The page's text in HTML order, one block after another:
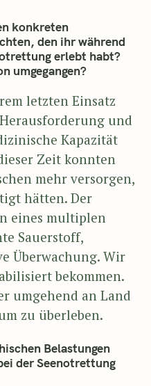
konkreten
den ihr während
erlebt habt?
umgegangen?
letzten Einsatz
und
Kapazität
Zeit konnten
mehr versorgen,
hätten. Der
eines multiplen
Sauerstoff,
Überwachung. Wir
bekommen.
umgehend an Land
zu überleben.
Belastungen
der Seenotrettung